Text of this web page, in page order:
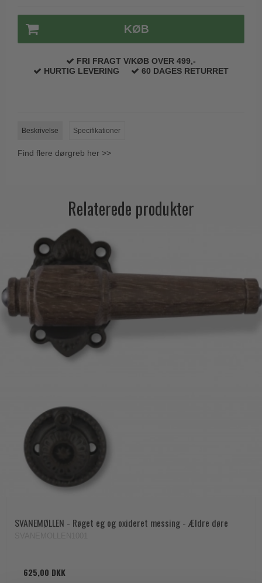
KØB
FRI FRAGT V/KØB OVER 499,-
HURTIG LEVERING
60 DAGES RETURRET
Beskrivelse Specifikationer
Find flere dørgreb her >>
Relaterede produkter
SVANEMØLLEN - Røget eg og oxideret messing - Ældre døre
625,00 DKK